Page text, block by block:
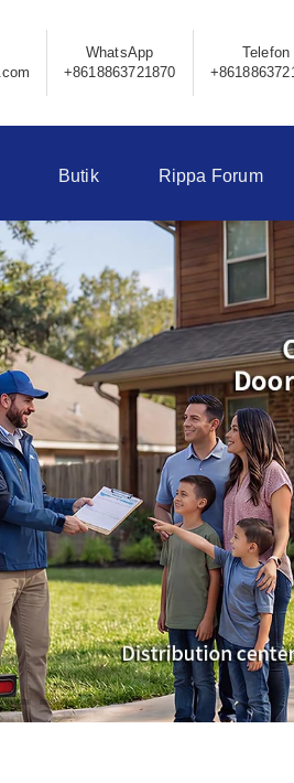
WhatsApp
+8618863721870
Telefon
Butik Rippa Forum